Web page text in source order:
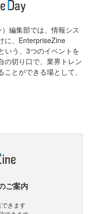
編集部では、情報シス
に、EnterpriseZine
いう、3つのイベントを
の切り口で、業界トレン
とができる場として、
ご案内
できます